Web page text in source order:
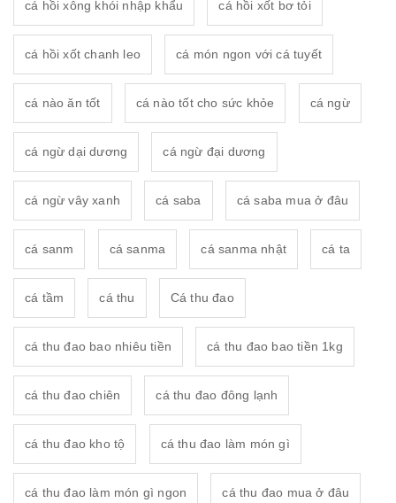
cá hồi xông khói nhập khẩu cá hồi xốt bơ tỏi
cá hồi xốt chanh leo cá món ngon với cá tuyết
cá nào ăn tốt cá nào tốt cho sức khỏe cá ngừ
cá ngừ dại dương cá ngừ đại dương
cá ngừ vây xanh cá saba cá saba mua ở đâu
cá sanm cá sanma cá sanma nhật cá ta
cá tầm cá thu Cá thu đao
cá thu đao bao nhiêu tiền cá thu đao bao tiền 1kg
cá thu đao chiên cá thu đao đông lạnh
cá thu đao kho tộ cá thu đao làm món gì
cá thu đao làm món gì ngon cá thu đao mua ở đâu